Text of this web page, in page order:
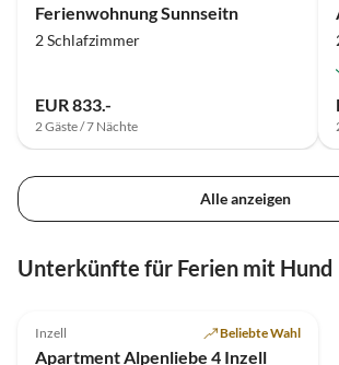
Ferienwohnung Sunnseitn
2 Schlafzimmer
EUR 833.-
2 Gäste / 7 Nächte
Alle anzeigen
Unterkünfte für Ferien mit Hund
Inzell Beliebte Wahl
Apartment Alpenliebe 4 Inzell